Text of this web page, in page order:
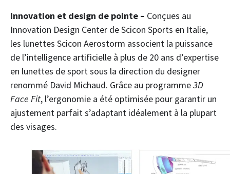
Innovation et design de pointe – Conçues au
Innovation Design Center de Scicon Sports en Italie,
les lunettes Scicon Aerostorm associent la puissance
de l’intelligence artificielle à plus de 20 ans d’expertise
en lunettes de sport sous la direction du designer
renommé David Michaud. Grâce au programme3D
Face Fit, l’ergonomie a été optimisée pour garantir un
ajustement parfait s’adaptant idéalement à la plupart
des visages.